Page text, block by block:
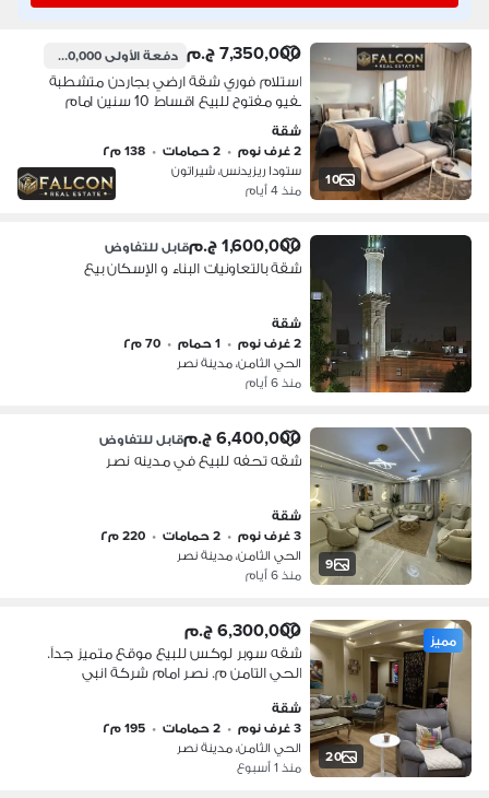
10
7,350,000 ج.م دفعة الأولى1,040,000 ج.م
استلام فوري شقة ارضي بجاردن متشطبة
بفيو مفتوح للبيع اقساط 10 سنين امام
مطار القاهرة و بجوار سيتي سنتر الماظة و
مدينة نصر و مصر الجديده
شقة
2 غرف نوم
• 2 حمامات • 138 م٢
ستودا ريزيدنس، شيراتون
منذ 4 أيام
1,600,000 ج.م قابل للتفاوض
شقة بالتعاونيات البناء و الإسكان بيع
شقة
2 غرف نوم
• 1 حمام • 70 م٢
الحي الثامن، مدينة نصر
منذ 6 أيام
9
6,400,000 ج.م قابل للتفاوض
شقه تحفه للبيع في مدينه نصر
شقة
3 غرف نوم
• 2 حمامات • 220 م٢
الحي الثامن، مدينة نصر
منذ 6 أيام
20
مميز 6,300,000 ج.م
شقه سوبر لوكس للبيع موقع متميز جداً.
الحي التامن م. نصر امام شركة انبي
شقة
3 غرف نوم
• 2 حمامات • 195 م٢
الحي الثامن، مدينة نصر
منذ 1 أسبوع